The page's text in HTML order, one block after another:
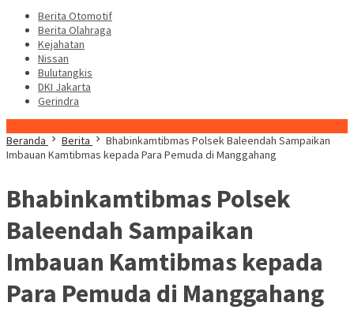
Berita Otomotif
Berita Olahraga
Kejahatan
Nissan
Bulutangkis
DKI Jakarta
Gerindra
Beranda
Berita
Bhabinkamtibmas Polsek Baleendah Sampaikan
Imbauan Kamtibmas kepada Para Pemuda di Manggahang
Bhabinkamtibmas Polsek
Baleendah Sampaikan
Imbauan Kamtibmas kepada
Para Pemuda di Manggahang